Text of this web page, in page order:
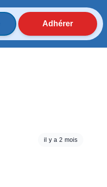
Adhérer
il y a 2 mois